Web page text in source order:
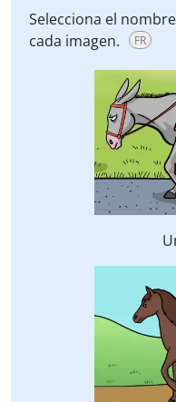
Selecciona el
cada imagen.
FR